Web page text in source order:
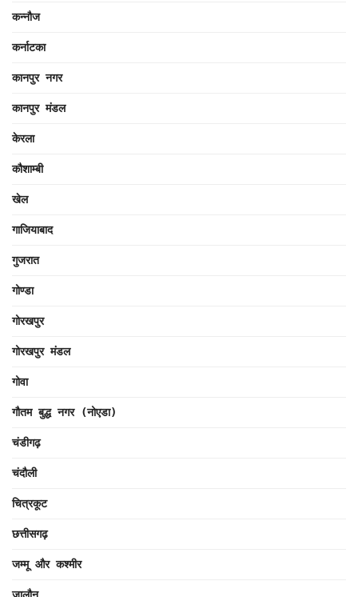
कन्नौज
कर्नाटका
कानपुर नगर
कानपुर मंडल
केरला
कौशाम्बी
खेल
गाजियाबाद
गुजरात
गोण्डा
गोरखपुर
गोरखपुर मंडल
गोवा
गौतम बुद्ध नगर (नोएडा)
चंडीगढ़
चंदौली
चित्रकूट
छत्तीसगढ़
जम्मू और कश्मीर